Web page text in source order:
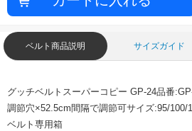
ベルト商品説明 サイズガイド
グッチベルトスーパーコピー GP-24品番
調節穴×52.5cm間隔で調節可サイズ:95/100/
ベルト専用箱